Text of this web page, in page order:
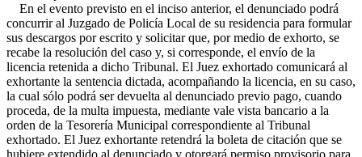
En el evento previsto en el inciso anterior, el denunciado podrá
concurrir al Juzgado de Policía Local de su residencia para formular
sus descargos por escrito y solicitar que, por medio de exhorto, se
recabe la resolución del caso y, si corresponde, el envío de la
licencia retenida a dicho Tribunal. El Juez exhortado comunicará al
exhortante la sentencia dictada, acompañando la licencia, en su caso,
la cual sólo podrá ser devuelta al denunciado previo pago, cuando
proceda, de la multa impuesta, mediante vale vista bancario a la
orden de la Tesorería Municipal correspondiente al Tribunal
exhortado. El Juez exhortante retendrá la boleta de citación que se
hubiere extendido al denunciado y otorgará permiso provisorio para